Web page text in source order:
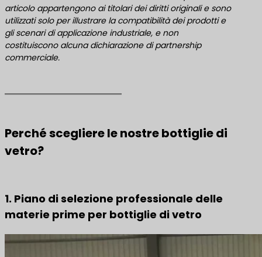
articolo appartengono ai titolari dei diritti originali e sono
utilizzati solo per illustrare la compatibilità dei prodotti e
gli scenari di applicazione industriale, e non
costituiscono alcuna dichiarazione di partnership
commerciale.
Perché scegliere le nostre bottiglie di
vetro?
1. Piano di selezione professionale delle
materie prime per bottiglie di vetro